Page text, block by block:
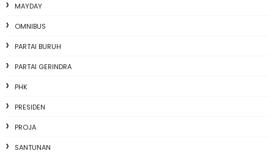
MAYDAY
OMNIBUS
PARTAI BURUH
PARTAI GERINDRA
PHK
PRESIDEN
PROJA
SANTUNAN